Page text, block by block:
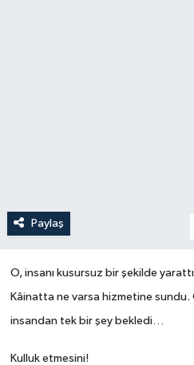
Paylaş
O, insanı kusursuz bir şekilde
Kâinatta ne varsa hizmetine sundu.
insandan tek bir şey bekledi…
Kulluk etmesini!
Batman Müftülüğü
Bayburt Müftülüğü
Bilecik Müftülüğü
Bingöl Müftülüğü
Sahabeler
Zekat
Dünya
Eğitim
Kültür-Sanat
Aile